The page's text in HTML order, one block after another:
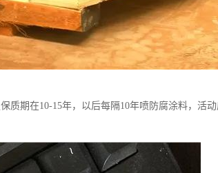
质期在10-15年，以后每隔10年喷防腐涂料，活